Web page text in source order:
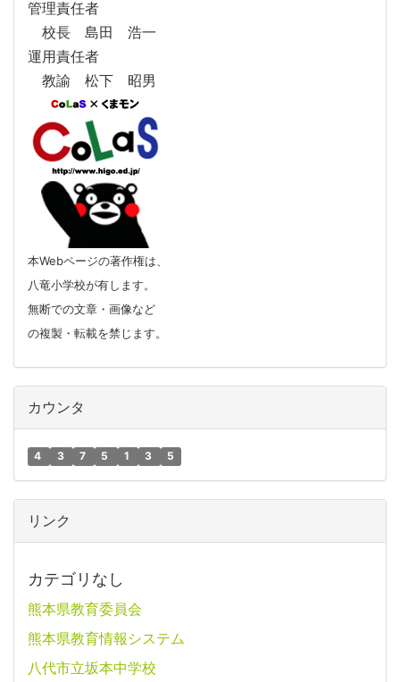
管理責任者
校長 島田 浩一
運用責任者
教諭 松下 昭男
本Webページの著作権は、
八竜小学校が有します。
無断での文章・画像など
の複製・転載を禁じます。
カウンタ
4 3 7 5 1 3 5
リンク
カテゴリなし
熊本県教育委員会
熊本県教育情報システム
八代市立坂本中学校